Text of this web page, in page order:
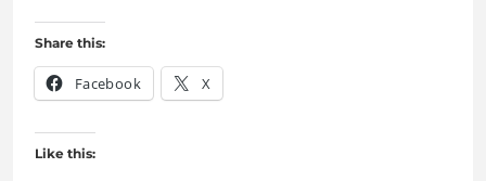
Share this:
Facebook X
Like this: